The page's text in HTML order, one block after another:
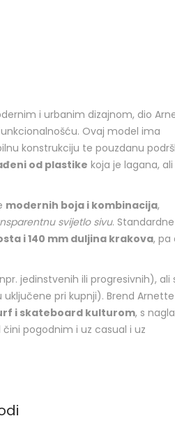
i urbanim dizajnom, dio
Ovaj model ima
konstrukciju te pouzdanu
od plastike koja je lagana, ali
modernih boja i kombinacija,
svijetlo sivu. Standardne
i 140 mm duljina krakova, pa
jedinstvenih ili progresivnih), ali
pri kupnji). Brend Arnette
i skateboard kulturom, s
pogodnim i uz casual i uz